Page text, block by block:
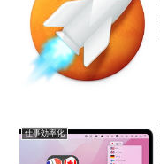
仕事効率化